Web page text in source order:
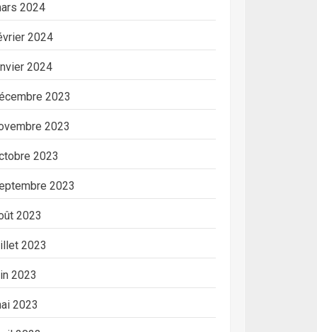
2024
2024
2024
2023
2023
2023
2023
2023
2023
2023
2023